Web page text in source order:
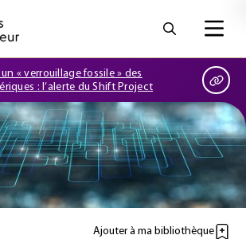
un « verrouillage fossile » des
: l’alerte du Shift Project
Ajouter à ma bibliothèque